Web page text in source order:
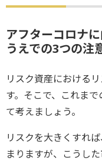
アフターコロナ
うえでの3つの注
リスク資産における
す。そこで、これま
て考えましょう。
リスクを大きくすれ
まりますが、こうし